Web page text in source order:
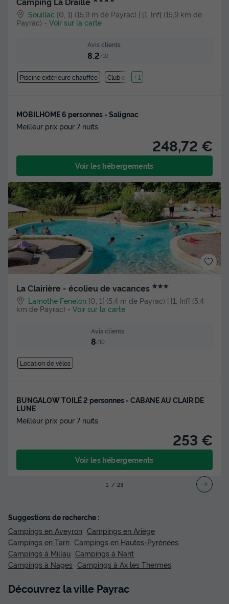
Souillac ]0, 1[ (15,9 m de Payrac) | [1, Inf[ (15,9 km de
Payrac) - Voir sur la carte
Avis clients
8.2 /10
Piscine extérieure chauffée Club enfant
+ 1
MOBILHOME 6 personnes - Salignac
Meilleur prix pour 7 nuits
248,72 €
Voir les hébergements
La Clairière - écolieu de vacances ★★★
Lamothe Fenelon ]0, 1[ (5,4 m de Payrac) | [1, Inf[ (5,4
km de Payrac) - Voir sur la carte
Avis clients
8/10
Location de vélos
BUNGALOW TOILÉ 2 personnes - CABANE AU CLAIR DE
LUNE
Meilleur prix pour 7 nuits
253 €
Voir les hébergements
1 23
Suggestions de recherche :
Campings en Aveyron Campings en Ariège
Campings en Tarn Campings en Hautes-Pyrénées
Campings à Millau Campings à Nant
Campings à Nages Campings à Ax les Thermes
Découvrez la ville Payrac